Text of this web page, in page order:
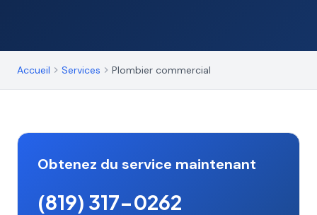
Accueil Services Plombier commercial
Obtenez du service maintenant
(819) 317-0262